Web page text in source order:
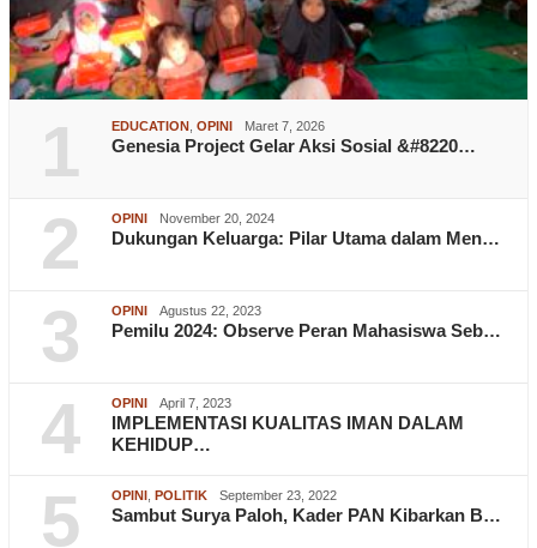
1 EDUCATION OPINI Maret 7, 2026
Genesia Project Gelar Aksi Sosial &#8220…
2 OPINI November 20, 2024
Dukungan Keluarga: Pilar Utama dalam Men…
3 OPINI Agustus 22, 2023
Pemilu 2024: Observe Peran Mahasiswa Seb…
4 OPINI April 7, 2023
IMPLEMENTASI KUALITAS IMAN DALAM
KEHIDUP…
5 OPINI POLITIK September 23, 2022
Sambut Surya Paloh, Kader PAN Kibarkan B…